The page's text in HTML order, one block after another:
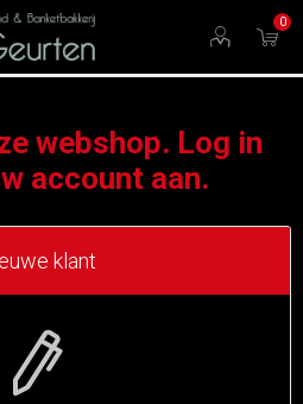
0
webshop. Log in
account aan.
klant